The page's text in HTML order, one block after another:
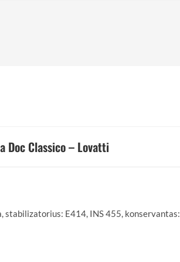
Doc Classico – Lovatti
E414, INS 455, konservantas: